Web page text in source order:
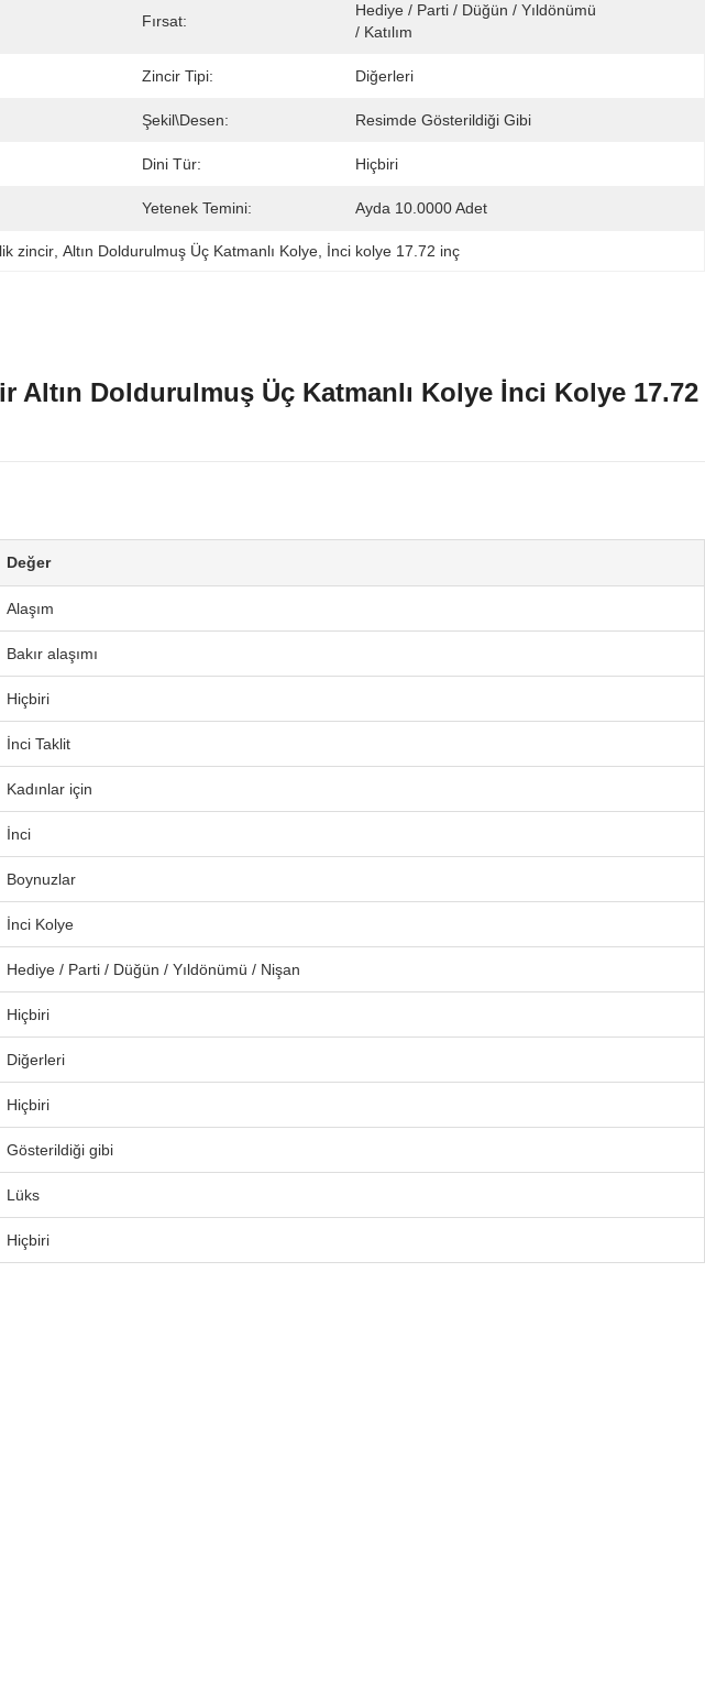
Fırsat:
Hediye / Parti / Düğün / Yıldönümü
/ Katılım
Zincir Tipi: Diğerleri
Şekil\desen: Resimde Gösterildiği Gibi
Dini Tür: Hiçbiri
Yetenek Temini: Ayda 10.0000 Adet
zincir Altın Doldurulmuş Üç Katmanlı Kolye İnci kolye 17.72 inç
Altın Doldurulmuş Üç Katmanlı Kolye İnci Kolye 17.72
Değer
Alaşım
Bakır alaşımı
Hiçbiri
İnci Taklit
Kadınlar için
İnci
Boynuzlar
İnci Kolye
Hediye / Parti / Düğün / Yıldönümü / Nişan
Hiçbiri
Diğerleri
Hiçbiri
Gösterildiği gibi
Lüks
Hiçbiri